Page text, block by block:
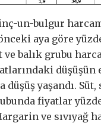
un-bulgur
aya göre
ve balık grubu
düşüşün
düşüş yaşandı.
fiyatlar
ve sıvıyağ